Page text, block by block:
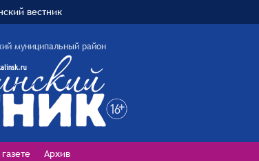
вестник
муниципальный район
Архив